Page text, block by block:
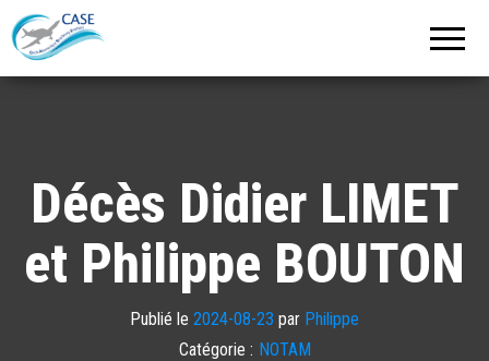
Décès Didier LIMET
et Philippe BOUTON
Publié le 2024-08-23 par Philippe
Catégorie : NOTAM